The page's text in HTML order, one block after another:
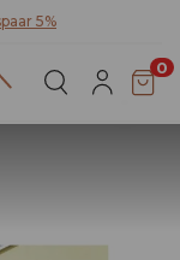
5%
0